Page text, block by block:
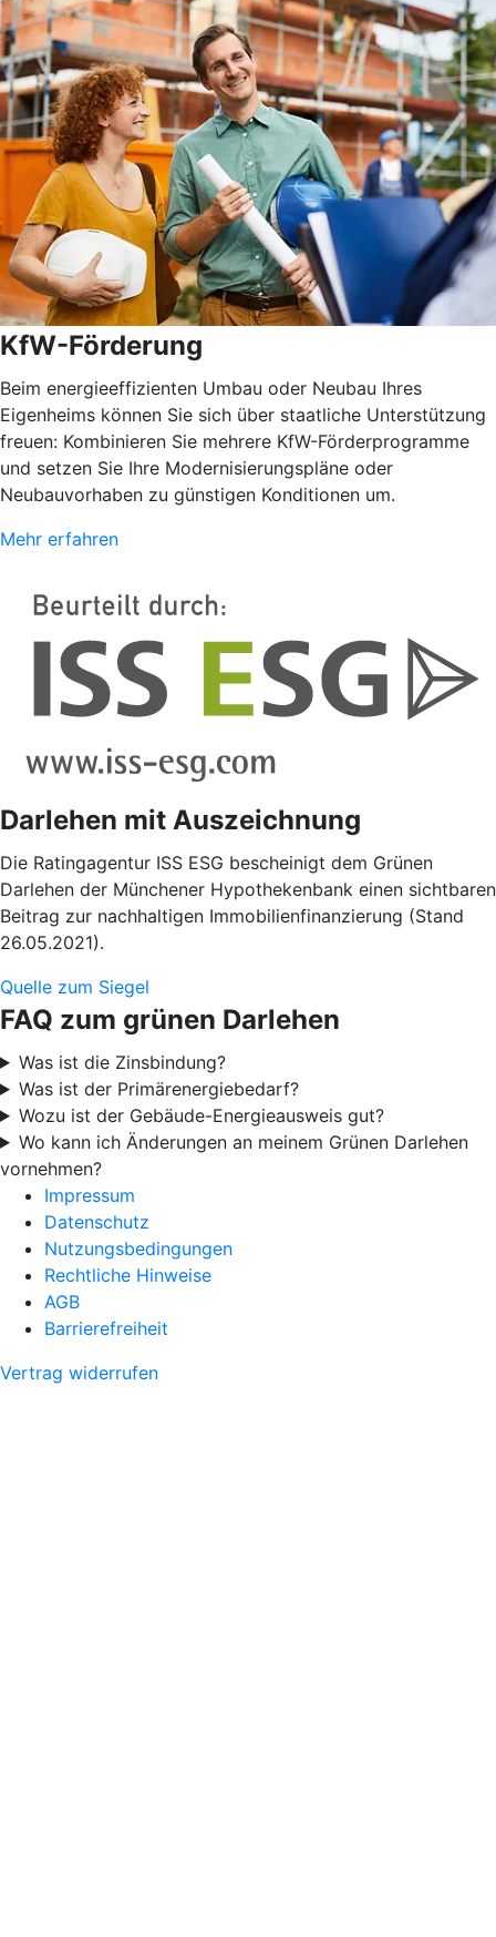
KfW-Förderung
Beim energieeffizienten Umbau oder Neubau Ihres
Eigenheims können Sie sich über staatliche Unterstützung
freuen: Kombinieren Sie mehrere KfW-Förderprogramme
und setzen Sie Ihre Modernisierungspläne oder
Neubauvorhaben zu günstigen Konditionen um.
Mehr erfahren
Darlehen mit Auszeichnung
Die Ratingagentur ISS ESG bescheinigt dem Grünen
Darlehen der Münchener Hypothekenbank einen sichtbaren
Beitrag zur nachhaltigen Immobilienfinanzierung (Stand
26.05.2021).
Quelle zum Siegel
FAQ zum grünen Darlehen
Was ist die Zinsbindung?
Was ist der Primärenergiebedarf?
Wozu ist der Gebäude-Energieausweis gut?
Wo kann ich Änderungen an meinem Grünen Darlehen
vornehmen?
Impressum
Datenschutz
Nutzungsbedingungen
Rechtliche Hinweise
AGB
Barrierefreiheit
Vertrag widerrufen